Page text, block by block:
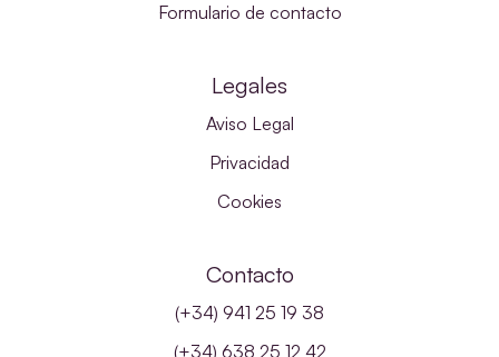
Formulario de contacto
Legales
Aviso Legal
Privacidad
Cookies
Contacto
(+34) 941 25 19 38
(+34) 638 25 12 42